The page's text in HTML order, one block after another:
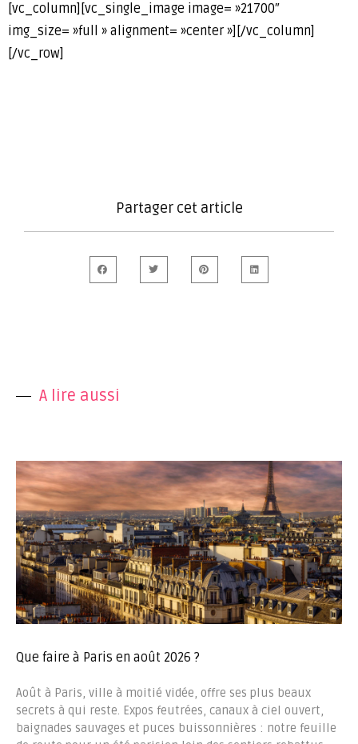
[vc_column][vc_single_image image= »21700″
img_size= »full » alignment= »center »][/vc_column]
[/vc_row]
Partager cet article
A lire aussi
Que faire à Paris en août 2026 ?
Août à Paris, ville à moitié vidée, offre ses plus beaux
secrets à qui reste. Expos feutrées, canaux à ciel ouvert,
baignades sauvages et puces buissonnières : notre feuille